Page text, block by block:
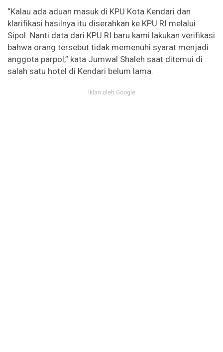
“Kalau ada aduan masuk di KPU Kota Kendari dan
klarifikasi hasilnya itu diserahkan ke KPU RI melalui
Sipol. Nanti data dari KPU RI baru kami lakukan verifikasi
bahwa orang tersebut tidak memenuhi syarat menjadi
anggota parpol,” kata Jumwal Shaleh saat ditemui di
salah satu hotel di Kendari belum lama.
Iklan oleh Google